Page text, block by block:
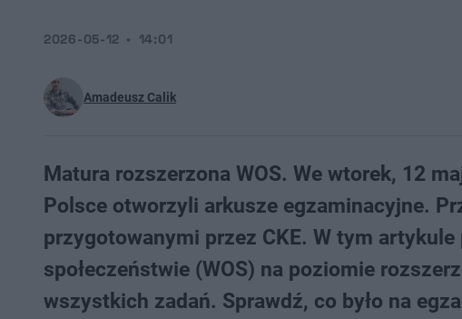
Amadeusz Calik
2026-05-12 14:01
Matura rozszerzona WOS. We wtorek, 12
Polsce otworzyli arkusze egzaminacyjne.
przygotowanymi przez CKE. W tym
społeczeństwie (WOS) na poziomie
wszystkich zadań. Sprawdź, co było na